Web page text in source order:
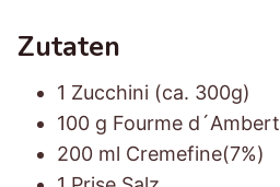
Zutaten
1 Zucchini (ca. 300g)
100 g Fourme d´Ambert
200 ml Cremefine(7%)